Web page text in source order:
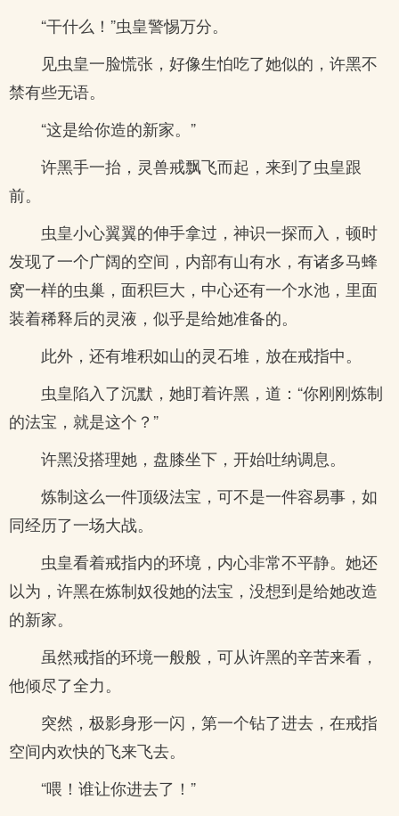
“干什么！”虫皇警惕万分。
见虫皇一脸慌张，好像生怕吃了她似的，许黑不
禁有些无语。
“这是给你造的新家。”
许黑手一抬，灵兽戒飘飞而起，来到了虫皇跟
前。
虫皇小心翼翼的伸手拿过，神识一探而入，顿时
发现了一个广阔的空间，内部有山有水，有诸多马蜂
窝一样的虫巢，面积巨大，中心还有一个水池，里面
装着稀释后的灵液，似乎是给她准备的。
此外，还有堆积如山的灵石堆，放在戒指中。
虫皇陷入了沉默，她盯着许黑，道：“你刚刚炼制
的法宝，就是这个？”
许黑没搭理她，盘膝坐下，开始吐纳调息。
炼制这么一件顶级法宝，可不是一件容易事，如
同经历了一场大战。
虫皇看着戒指内的环境，内心非常不平静。她还
以为，许黑在炼制奴役她的法宝，没想到是给她改造
的新家。
虽然戒指的环境一般般，可从许黑的辛苦来看，
他倾尽了全力。
突然，极影身形一闪，第一个钻了进去，在戒指
空间内欢快的飞来飞去。
“喂！谁让你进去了！”